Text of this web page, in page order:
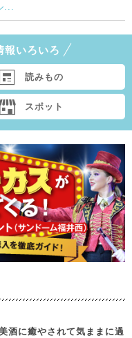
...
報いろいろ
読みもの
スポット
酒に癒やされて気ままに過